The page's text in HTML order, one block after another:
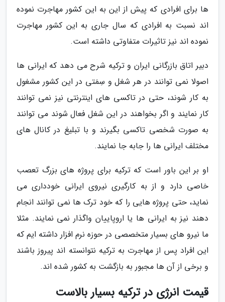
ها برای افرادی که پیش از این به این کشور مهاجرت نموده
اند نسبت به افرادی که سال جاری به این کشور مهاجرت
نموده اند نیز تاثیرات متفاوتی داشته است.
دبیر اتاق بازرگانی ایران و ترکیه شرح می دهد که ایرانی ها
اصولا نمی توانند در هر شغل و سِمَتی در این کشور مشغول
به کار شوند، حتی در تاکسی های اینترنتی نیز نمی توانند
کار نمایند و اگر بخواهند در این شغل فعال شوند می توانند
به صورت شخصی تاکسی بگیرند و با تبلیغ در کانال های
مختلف ایرانی ها را جابه جا نمایند.
او بر این باور است که ترکیه برای پروژه های بزرگ تعصب
خاصی دارد و از به کارگیری نیروی ایرانی خودداری می
نماید، حتی پروژه هایی را که خود ترک ها نمی توانند انجام
دهند نیز به ایرانی ها یا اروپاییان واگذار نمی نمایند. مثلا
ما نیرو های بسیار متخصصی در حوزه نرم افزار داشته ایم که
این افراد پس از مهاجرت به ترکیه نتوانسته اند پیروز باشند
و برخی از آن ها مجبور به بازگشت به کشور شده اند.
قیمت انرژی در ترکیه بسیار بالاست